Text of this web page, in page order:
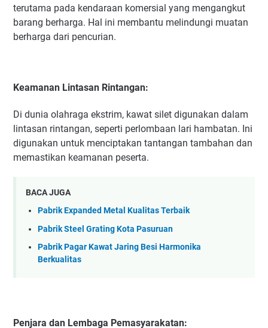
terutama pada kendaraan komersial yang mengangkut
barang berharga. Hal ini membantu melindungi muatan
berharga dari pencurian.
Keamanan Lintasan Rintangan:
Di dunia olahraga ekstrim, kawat silet digunakan dalam
lintasan rintangan, seperti perlombaan lari hambatan. Ini
digunakan untuk menciptakan tantangan tambahan dan
memastikan keamanan peserta.
BACA JUGA
Pabrik Expanded Metal Kualitas Terbaik
Pabrik Steel Grating Kota Pasuruan
Pabrik Pagar Kawat Jaring Besi Harmonika
Berkualitas
Penjara dan Lembaga Pemasyarakatan: